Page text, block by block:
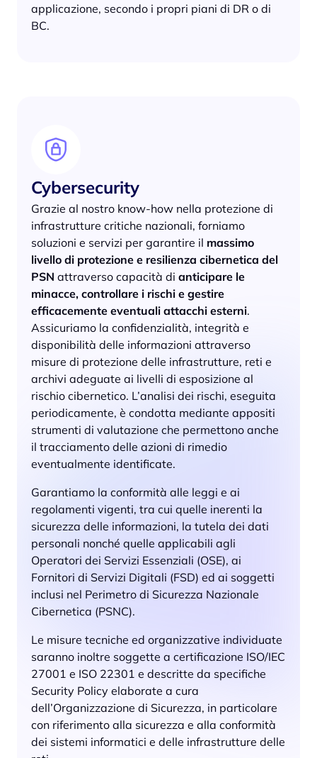
applicazione, secondo i propri piani di DR o di
BC.
Cybersecurity
Grazie al nostro know-how nella protezione di
infrastrutture critiche nazionali, forniamo
soluzioni e servizi per garantire il massimo
livello di protezione e resilienza cibernetica del
PSN attraverso capacità di anticipare le
minacce, controllare i rischi e gestire
efficacemente eventuali attacchi esterni.
Assicuriamo la confidenzialità, integrità e
disponibilità delle informazioni attraverso
misure di protezione delle infrastrutture, reti e
archivi adeguate ai livelli di esposizione al
rischio cibernetico. L’analisi dei rischi, eseguita
periodicamente, è condotta mediante appositi
strumenti di valutazione che permettono anche
il tracciamento delle azioni di rimedio
eventualmente identificate.
Garantiamo la conformità alle leggi e ai
regolamenti vigenti, tra cui quelle inerenti la
sicurezza delle informazioni, la tutela dei dati
personali nonché quelle applicabili agli
Operatori dei Servizi Essenziali (OSE), ai
Fornitori di Servizi Digitali (FSD) ed ai soggetti
inclusi nel Perimetro di Sicurezza Nazionale
Cibernetica (PSNC).
Le misure tecniche ed organizzative individuate
saranno inoltre soggette a certificazione ISO/IEC
27001 e ISO 22301 e descritte da specifiche
Security Policy elaborate a cura
dell’Organizzazione di Sicurezza, in particolare
con riferimento alla sicurezza e alla conformità
dei sistemi informatici e delle infrastrutture delle